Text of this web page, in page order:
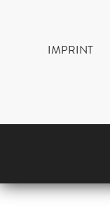
IMPRINT